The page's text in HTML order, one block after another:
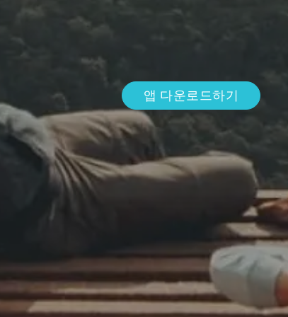
앱 다운로드하기